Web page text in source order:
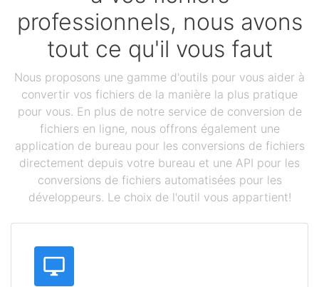
professionnels, nous avons
tout ce qu'il vous faut
Nous proposons une gamme d'outils pour vous aider à
convertir vos fichiers de la manière la plus pratique
pour vous. En plus de notre service de conversion de
fichiers en ligne, nous offrons également une
application de bureau pour les conversions de fichiers
directement depuis votre bureau et une API pour les
conversions de fichiers automatisées pour les
développeurs. Le choix de l'outil vous appartient!